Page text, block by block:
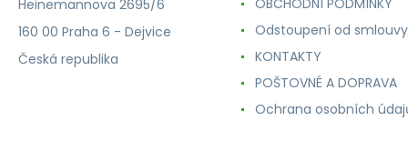
Heinemannova 2695/6
160 00 Praha 6 - Dejvice
Česká republika
Odstoupení od smlouvy
KONTAKTY
POŠTOVNÉ A DOPRAVA
Ochrana osobních